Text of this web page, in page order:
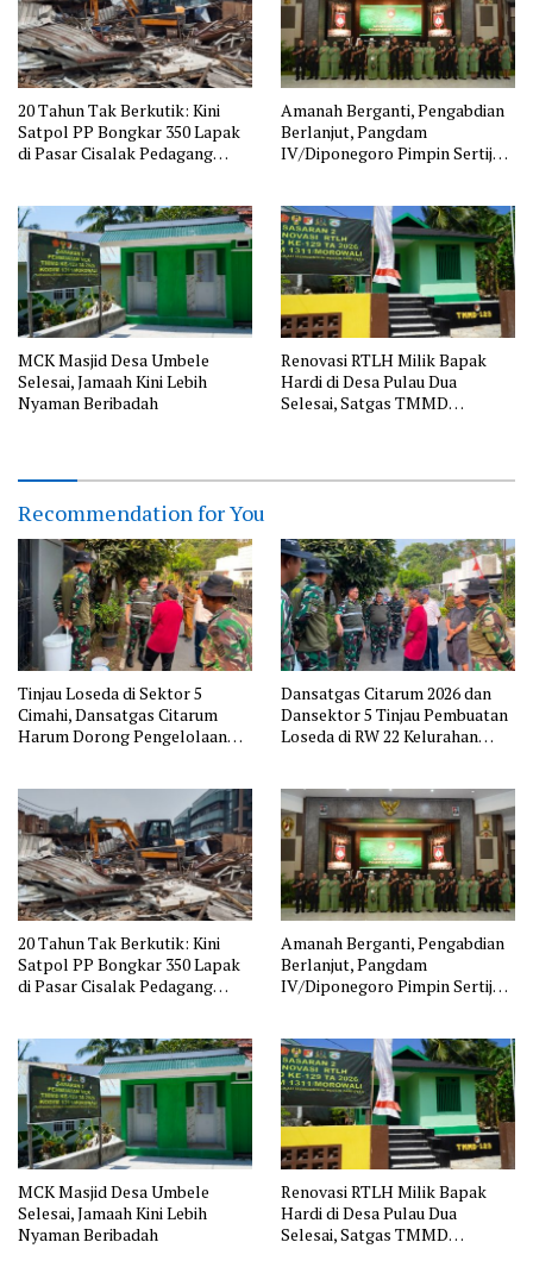
20 Tahun Tak Berkutik: Kini
Satpol PP Bongkar 350 Lapak
di Pasar Cisalak Pedagang
Amanah Berganti, Pengabdian
Berlanjut, Pangdam
IV/Diponegoro Pimpin Sertijab
MCK Masjid Desa Umbele
Selesai, Jamaah Kini Lebih
Nyaman Beribadah
Renovasi RTLH Milik Bapak
Hardi di Desa Pulau Dua
Selesai, Satgas TMMD
Recommendation for You
Tinjau Loseda di Sektor 5
Cimahi, Dansatgas Citarum
Harum Dorong Pengelolaan
Dansatgas Citarum 2026 dan
Dansektor 5 Tinjau Pembuatan
Loseda di RW 22 Kelurahan
20 Tahun Tak Berkutik: Kini
Satpol PP Bongkar 350 Lapak
di Pasar Cisalak Pedagang
Amanah Berganti, Pengabdian
Berlanjut, Pangdam
IV/Diponegoro Pimpin Sertijab
MCK Masjid Desa Umbele
Selesai, Jamaah Kini Lebih
Nyaman Beribadah
Renovasi RTLH Milik Bapak
Hardi di Desa Pulau Dua
Selesai, Satgas TMMD